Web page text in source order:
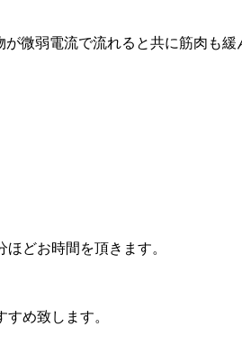
微弱電流で流れると共に筋肉も
どお時間を頂きます。
め致します。